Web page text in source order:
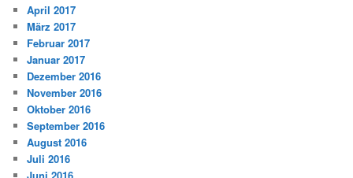
April 2017
März 2017
Februar 2017
Januar 2017
Dezember 2016
November 2016
Oktober 2016
September 2016
August 2016
Juli 2016